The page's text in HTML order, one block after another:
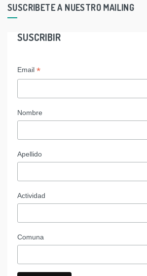
SUSCRIBETE A NUESTRO MAILING
SUSCRIBIR
Email *
Nombre
Apellido
Actividad
Comuna